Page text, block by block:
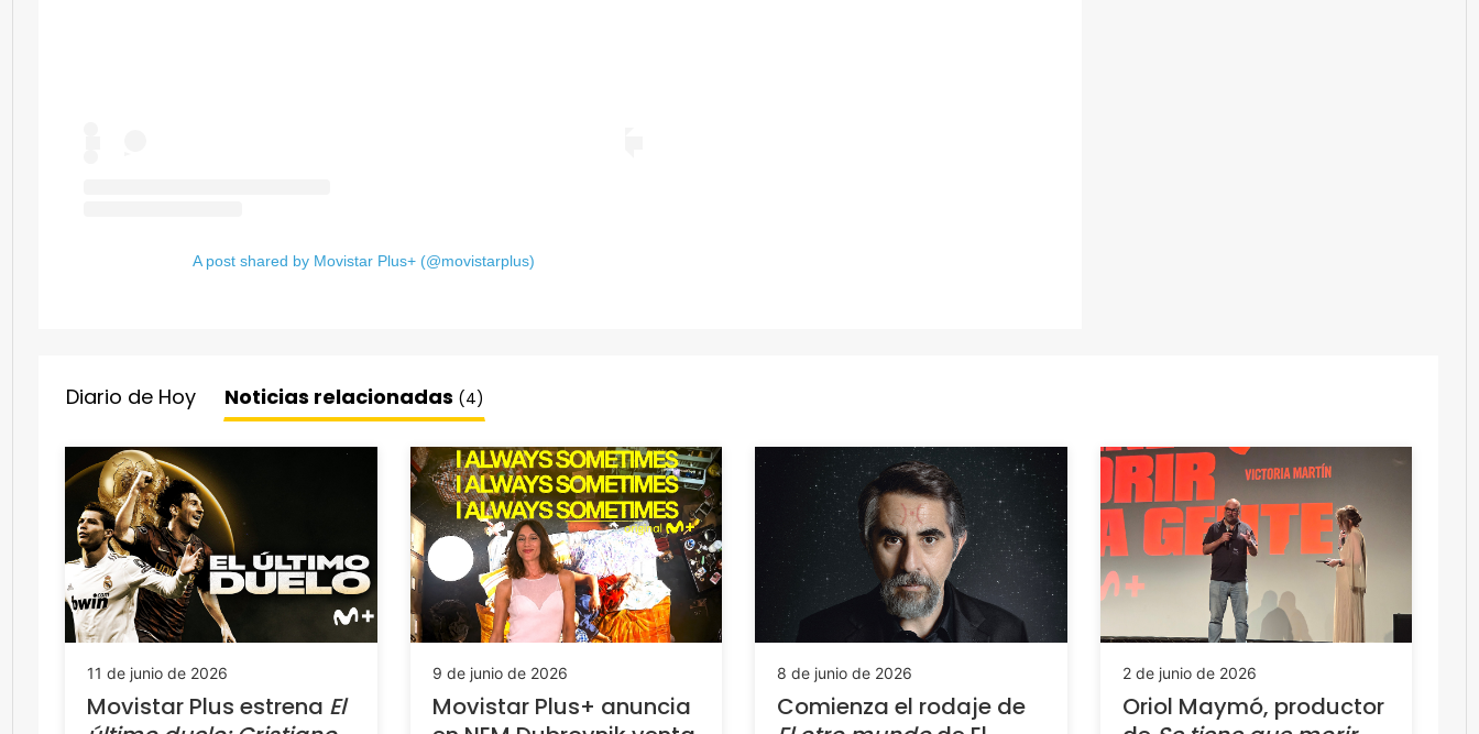
A post shared by Movistar Plus+ (@movistarplus)
Diario de Hoy Noticias relacionadas (4)
11 de junio de 2026
Movistar Plus estrena El
9 de junio de 2026
Movistar Plus+ anuncia
8 de junio de 2026
Comienza el rodaje de
2 de junio de 2026
Oriol Maymó, productor